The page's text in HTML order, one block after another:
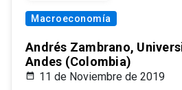
Macroeconomía
Andrés Zambrano,
Andes (Colombia)
11 de Noviembre de 2019